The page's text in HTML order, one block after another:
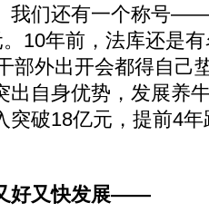
我们还有一个称号
10年前，法库还是
部外出开会都得自己
出自身优势，发展养
突破18亿元，提前4
好又快发展——